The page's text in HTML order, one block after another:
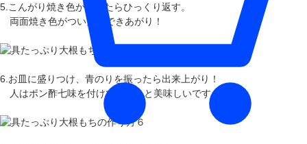
5.こんがり焼き色がついたらひっくり返す。
両面焼き色がついたらできあがり！
6.お皿に盛りつけ、青のりを振ったら出来上がり！
人はポン酢七味を付けて食べると美味しいですよ～！